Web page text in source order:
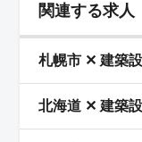
関連する求人
札幌市 ✕ 建築
北海道 ✕ 建築